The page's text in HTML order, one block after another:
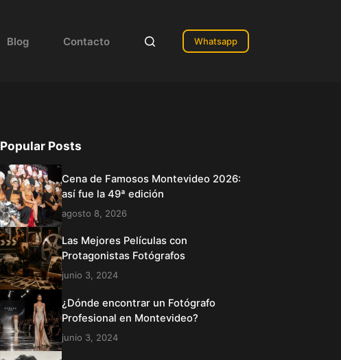
Blog Contacto Whatsapp
Popular Posts
Cena de Famosos Montevideo 2026:
así fue la 49ª edición
agosto 8, 2026
Las Mejores Películas con
Protagonistas Fotógrafos
junio 3, 2024
¿Dónde encontrar un Fotógrafo
Profesional en Montevideo?
junio 3, 2024